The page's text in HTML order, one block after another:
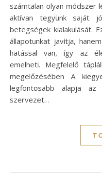
számtalan olyan módszer
aktívan tegyünk saját
betegségek kialakulását.
állapotunkat javítja,
hatással van, így az
emelheti. Megfelelő
megelőzésében A
legfontosabb alapja az
szervezet…